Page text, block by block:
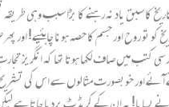
سبق یاد نہ رہنے کا بڑا سبب وہی
کو تو روح اور جسم کا حصہ ہونا
میں صاف لکھا ہوتا تھا کہ انگریز
اور خوبصورت مثالوں سے اس کی